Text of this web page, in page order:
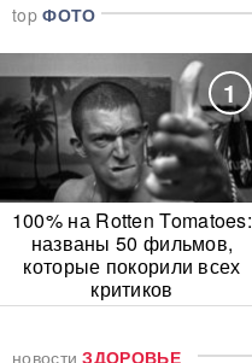
topФОТО
1
100% на Rotten Tomatoes:
названы 50 фильмов,
которые покорили всех
критиков
новостиЗДОРОВЬЕ